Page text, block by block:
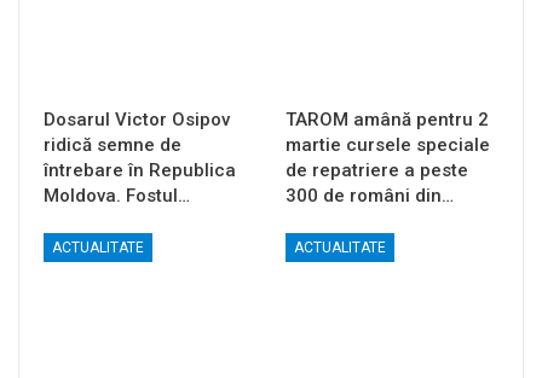
Dosarul Victor Osipov
ridică semne de
întrebare în Republica
Moldova. Fostul…
TAROM amână pentru 2
martie cursele speciale
de repatriere a peste
300 de români din…
ACTUALITATE ACTUALITATE